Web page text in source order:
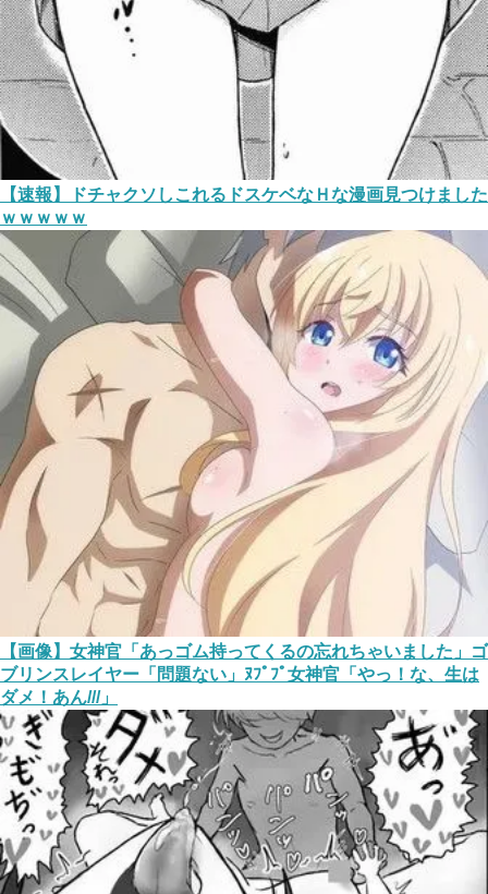
【速報】ドチャクソしこれるドスケベなＨな漫画見つけました
ｗｗｗｗｗ
【画像】女神官「あっゴム持ってくるの忘れちゃいました」ゴ
ブリンスレイヤー「問題ない」ﾇﾌﾟﾌﾟ女神官「やっ！な、生は
ダメ！あん///」